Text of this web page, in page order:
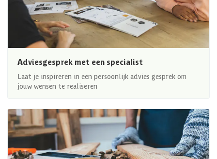
Adviesgesprek met een specialist
Laat je inspireren in een persoonlijk advies gesprek om
jouw wensen te realiseren